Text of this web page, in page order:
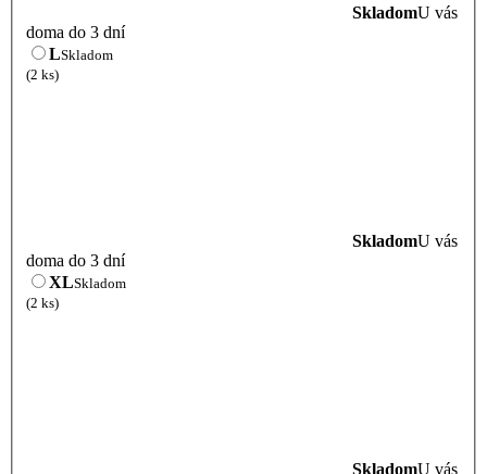
SkladomU vás
doma do 3 dní
LSkladom
(2 ks)
SkladomU vás
doma do 3 dní
XLSkladom
(2 ks)
SkladomU vás